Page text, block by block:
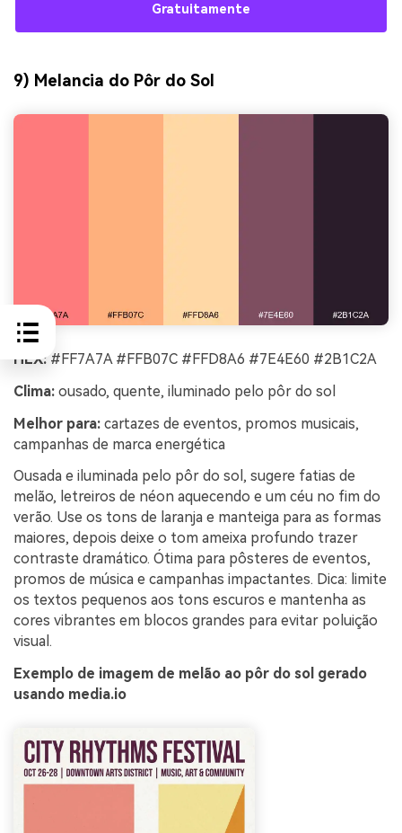
Gratuitamente
9) Melancia do Pôr do Sol
HEX: #FF7A7A #FFB07C #FFD8A6 #7E4E60 #2B1C2A
Clima: ousado, quente, iluminado pelo pôr do sol
Melhor para: cartazes de eventos, promos musicais,
campanhas de marca energética
Ousada e iluminada pelo pôr do sol, sugere fatias de
melão, letreiros de néon aquecendo e um céu no fim do
verão. Use os tons de laranja e manteiga para as formas
maiores, depois deixe o tom ameixa profundo trazer
contraste dramático. Ótima para pôsteres de eventos,
promos de música e campanhas impactantes. Dica: limite
os textos pequenos aos tons escuros e mantenha as
cores vibrantes em blocos grandes para evitar poluição
visual.
Exemplo de imagem de melão ao pôr do sol gerado
usando media.io